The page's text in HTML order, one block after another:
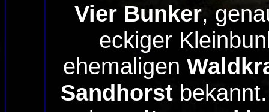
Vier Bunker,
eckiger
ehemaligen
Sandhorst